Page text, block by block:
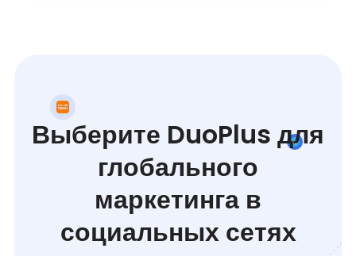
Выберите DuoPlus для
глобального
маркетинга в
социальных сетях